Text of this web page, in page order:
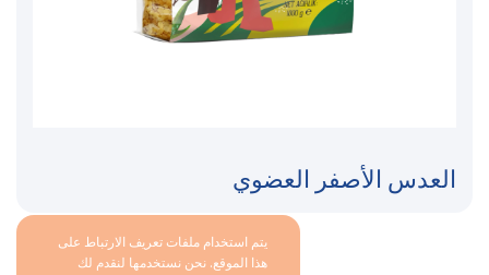
العدس الأصفر العضوي
يتم استخدام ملفات تعريف الارتباط على
هذا الموقع. نحن نستخدمها لنقدم لك